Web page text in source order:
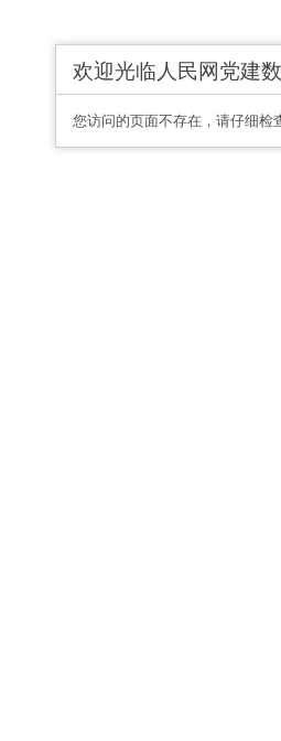
欢迎光临人民网党建
您访问的页面不存在，请仔细检